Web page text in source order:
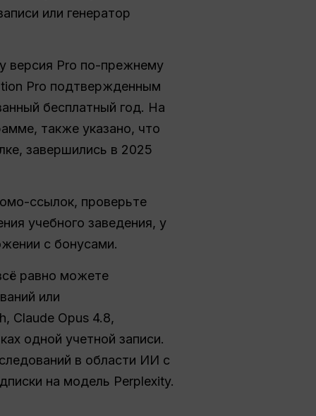
или генератор
версия Pro по-прежнему
Pro подтвержденным
бесплатный год. На
также указано, что
завершились в 2025
ссылок, проверьте
учебного заведения, у
с бонусами.
равно можете
или
Claude Opus 4.8,
одной учетной записи.
в области ИИ с
на модель Perplexity.